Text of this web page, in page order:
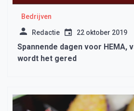
Bedrijven
Redactie 22 oktober 2019
Spannende dagen voor HEMA,
wordt het gered